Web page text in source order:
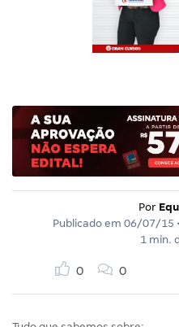
Por
Publicado em 06/07/15
1 min.
0 0